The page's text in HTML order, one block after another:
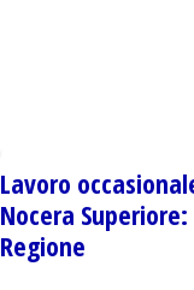
Lavoro
Nocera
Regione